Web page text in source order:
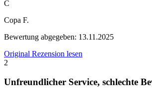
C
Copa F.
Bewertung abgegeben: 13.11.2025
Original Rezension lesen
2
Unfreundlicher Service, schlechte